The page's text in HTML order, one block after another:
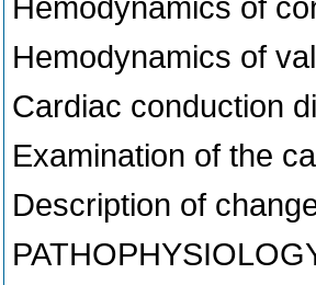
Hemodynamics of
Hemodynamics of
Cardiac conduction
Examination of the
Description of